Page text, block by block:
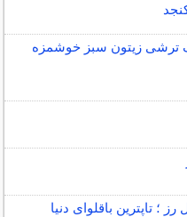
ترشی زیتون سبز خوشمزه
؛ تاپترین باقلوای دنیا